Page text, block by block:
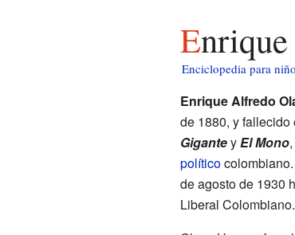
Enciclopedia para
Enrique Alfredo
de 1880, y fallecido
GiganteyEl Mono
político
de agosto de 1930
Liberal Colombiano.